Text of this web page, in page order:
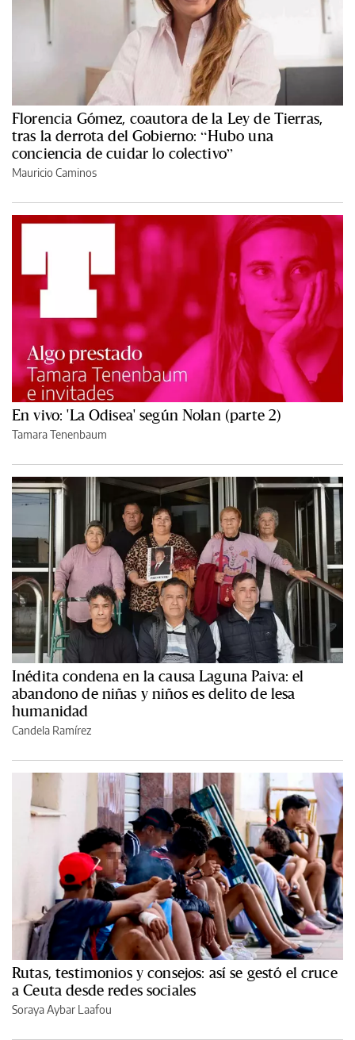
Florencia Gómez, coautora de la Ley de Tierras,
tras la derrota del Gobierno: “Hubo una
conciencia de cuidar lo colectivo”
Mauricio Caminos
En vivo: 'La Odisea' según Nolan (parte 2)
Tamara Tenenbaum
Inédita condena en la causa Laguna Paiva: el
abandono de niñas y niños es delito de lesa
humanidad
Candela Ramírez
Rutas, testimonios y consejos: así se gestó el cruce
a Ceuta desde redes sociales
Soraya Aybar Laafou